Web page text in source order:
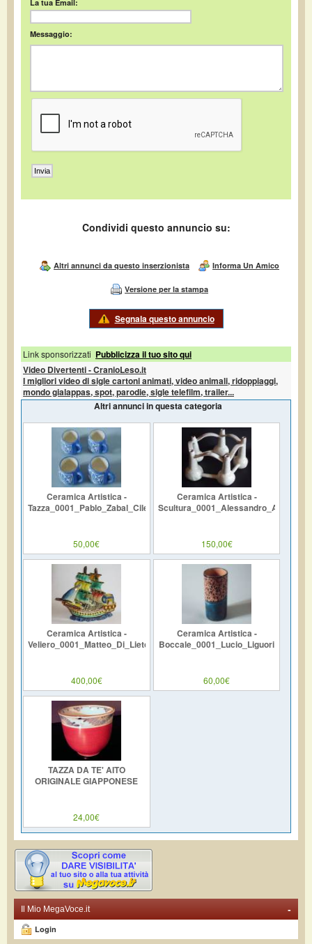
La tua Email:
Messaggio:
Condividi questo annuncio su:
Altri annunci da questo inserzionista Informa Un Amico
Versione per la stampa
Segnala questo annuncio
Link sponsorizzati Pubblicizza il tuo sito qui
Video Divertenti - CranioLeso.it
I migliori video di sigle cartoni animati, video animali, ridoppiaggi,
mondo gialappas, spot, parodie, sigle telefilm, trailer...
Altri annunci in questa categoria
Ceramica Artistica -
Tazza_0001_Pablo_Zabal_Cile
50,00€
Ceramica Artistica -
Scultura_0001_Alessandro_Aprea
150,00€
Ceramica Artistica -
Veliero_0001_Matteo_Di_Lieto
400,00€
Ceramica Artistica -
Boccale_0001_Lucio_Liguori
60,00€
TAZZA DA TE' AITO
ORIGINALE GIAPPONESE
24,00€
-
Il Mio MegaVoce.it
Login